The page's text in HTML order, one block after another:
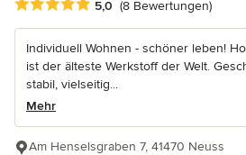
Durchschnittliche Bewertung: 5 von
5,0 (8 Bewertungen)
Individuell Wohnen - schöner leben!
ist der älteste Werkstoff der Welt.
stabil, vielseitig...
Mehr
Am Henselsgraben 7, 41470 Neuss